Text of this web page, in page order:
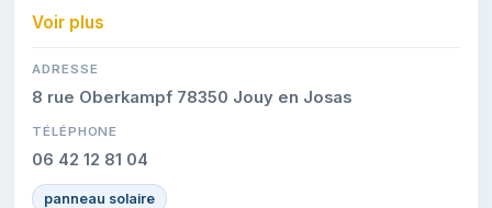
conformité sur les interventions réalisées.
Voir plus
ADRESSE
8 rue Oberkampf 78350 Jouy en Josas
TÉLÉPHONE
06 42 12 81 04
panneau solaire